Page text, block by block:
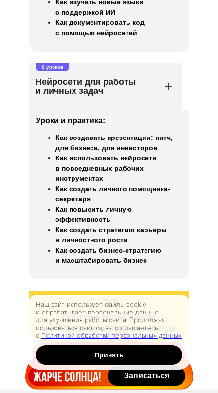
Как изучать новые языки
с поддержкой ИИ
Как документировать код
с помощью нейросетей
Нейросети для работы
и личных задач
6 уроков
Уроки и практика:
Как создавать презентации: питч,
для бизнеса, для инвесторов
Как использовать нейросети
в повседневных рабочих
инструментах
Как создать личного помощника-
секретаря
Как повысить личную
эффективность
Как создать стратегию карьеры
и личностного роста
Как создать бизнес-стратегию
и масштабировать бизнес
Записаться со скидкой
Принять
Наш сайт использует файлы cookie
и обрабатывает персональные данные
для улучшения работы сайта. Продолжая
пользоваться сайтом, вы соглашаетесь
с Политикой обработки персональных данных
Записаться